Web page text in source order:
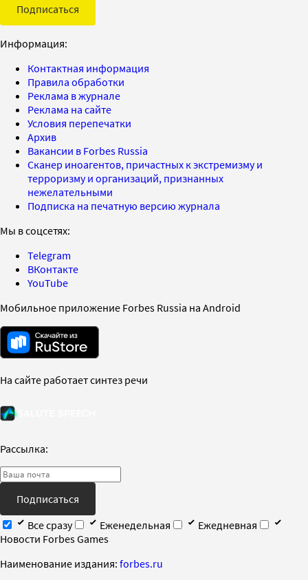
Подписаться
Информация:
Контактная информация
Правила обработки
Реклама в журнале
Реклама на сайте
Условия перепечатки
Архив
Вакансии в Forbes Russia
Сканер иноагентов, причастных к экстремизму и
терроризму и организаций, признанных
нежелательными
Подписка на печатную версию журнала
Мы в соцсетях:
Telegram
ВКонтакте
YouTube
Мобильное приложение Forbes Russia на Android
На сайте работает синтез речи
Рассылка:
Подписаться
Все сразу
Еженедельная
Ежедневная
Новости Forbes Games
Наименование издания: forbes.ru